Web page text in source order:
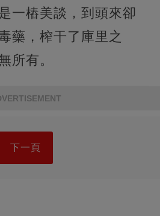
一樁美談，到頭來卻
藥，榨干了庫里之
所有。
下一頁